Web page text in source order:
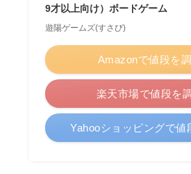
9才以上向け）ボードゲーム
遊陽ゲームズ(すさび)
Amazonで値段を
楽天市場で値段を
Yahooショッピングで値